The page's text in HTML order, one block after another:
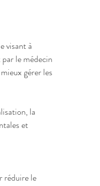
visant à
le médecin
gérer les
la
et
réduire le